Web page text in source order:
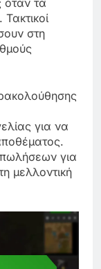
όταν τα
στη
για να
για
μελλοντική